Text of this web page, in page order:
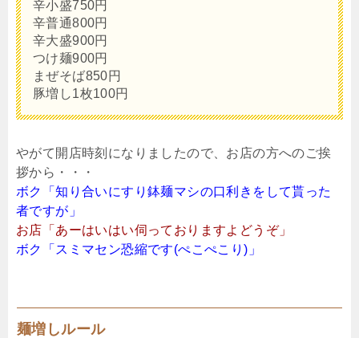
辛小盛750円
辛普通800円
辛大盛900円
つけ麺900円
まぜそば850円
豚増し1枚100円
やがて開店時刻になりましたので、お店の方へのご挨
拶から・・・
ボク「知り合いにすり鉢麺マシの口利きをして貰った
者ですが」
お店「あーはいはい伺っておりますよどうぞ」
ボク「スミマセン恐縮です(ぺこぺこり)」
麺増しルール